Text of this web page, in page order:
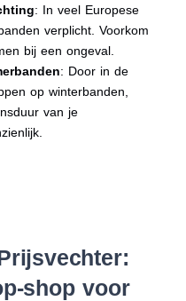
: In veel Europese
verplicht. Voorkom
bij een ongeval.
: Door in de
op winterbanden,
van je
shop voor